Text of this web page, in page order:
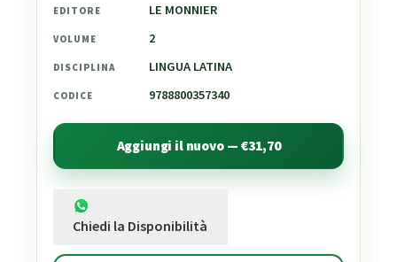
EDITORE LE MONNIER
VOLUME 2
DISCIPLINA LINGUA LATINA
CODICE 9788800357340
Aggiungi il nuovo — €31,70
Chiedi la Disponibilità